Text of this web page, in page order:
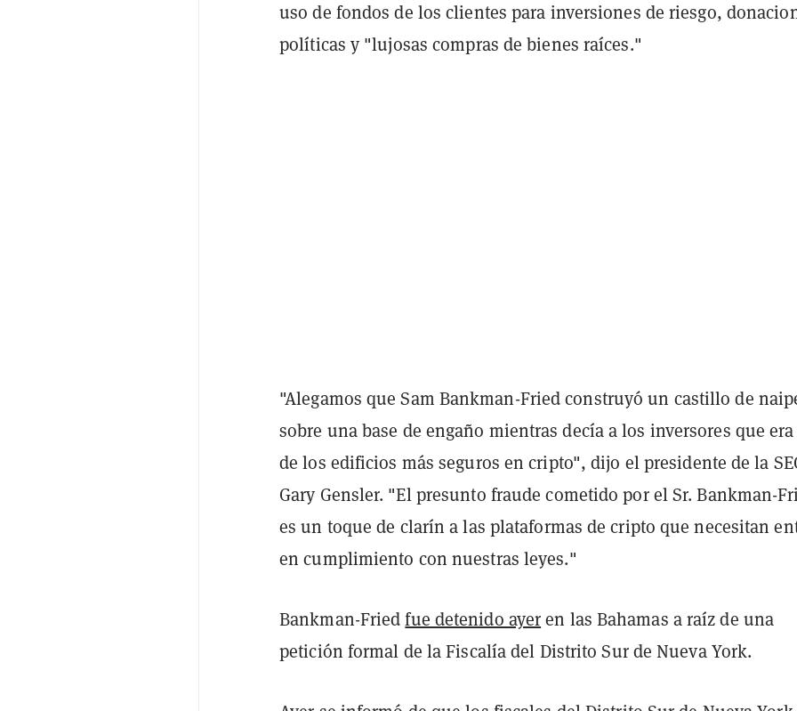
uso de fondos de los clientes para inversiones de riesgo,
políticas y "lujosas compras de bienes raíces."
"Alegamos que Sam Bankman-Fried construyó un castillo de
sobre una base de engaño mientras decía a los inversores que
de los edificios más seguros en cripto", dijo el presidente de la
Gary Gensler. "El presunto fraude cometido por el Sr. Bankman-
es un toque de clarín a las plataformas de cripto que necesitan
en cumplimiento con nuestras leyes."
Bankman-Friedfue detenido ayeren las Bahamas a raíz de una
petición formal de la Fiscalía del Distrito Sur de Nueva York.